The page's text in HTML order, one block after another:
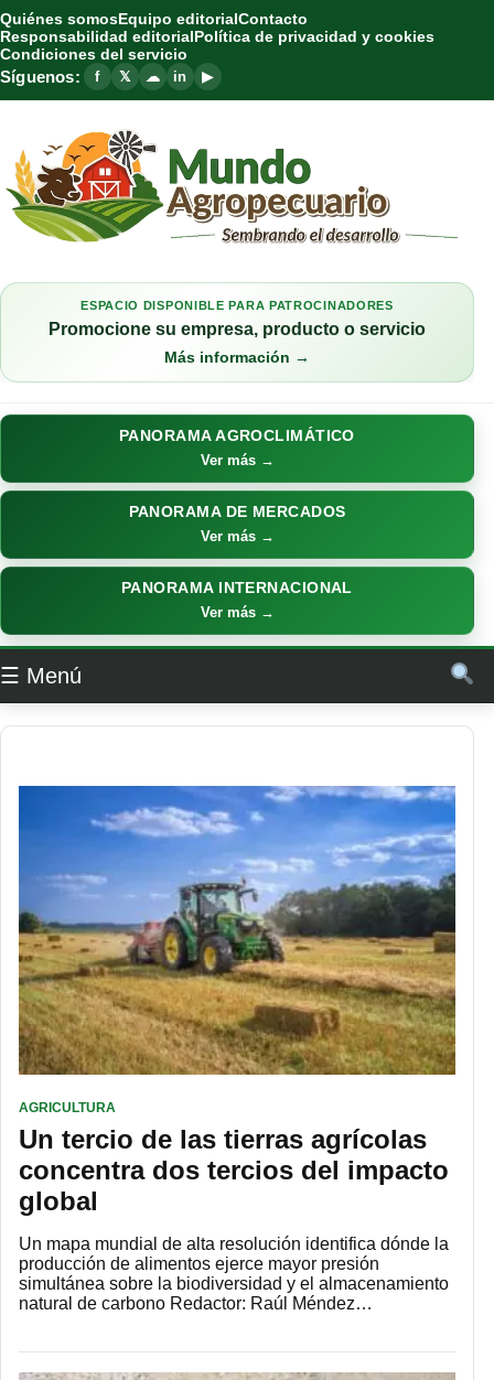
Quiénes somosEquipo editorialContacto
Responsabilidad editorialPolítica de privacidad y cookies
Condiciones del servicio
Síguenos: f 𝕏 ☁ in ▶
ESPACIO DISPONIBLE PARA PATROCINADORES
Promocione su empresa, producto o servicio
Más información →
PANORAMA AGROCLIMÁTICO
Ver más →
PANORAMA DE MERCADOS
Ver más →
PANORAMA INTERNACIONAL
Ver más →
☰ Menú
AGRICULTURA
Un tercio de las tierras agrícolas
concentra dos tercios del impacto
global
Un mapa mundial de alta resolución identifica dónde la
producción de alimentos ejerce mayor presión
simultánea sobre la biodiversidad y el almacenamiento
natural de carbono Redactor: Raúl Méndez…